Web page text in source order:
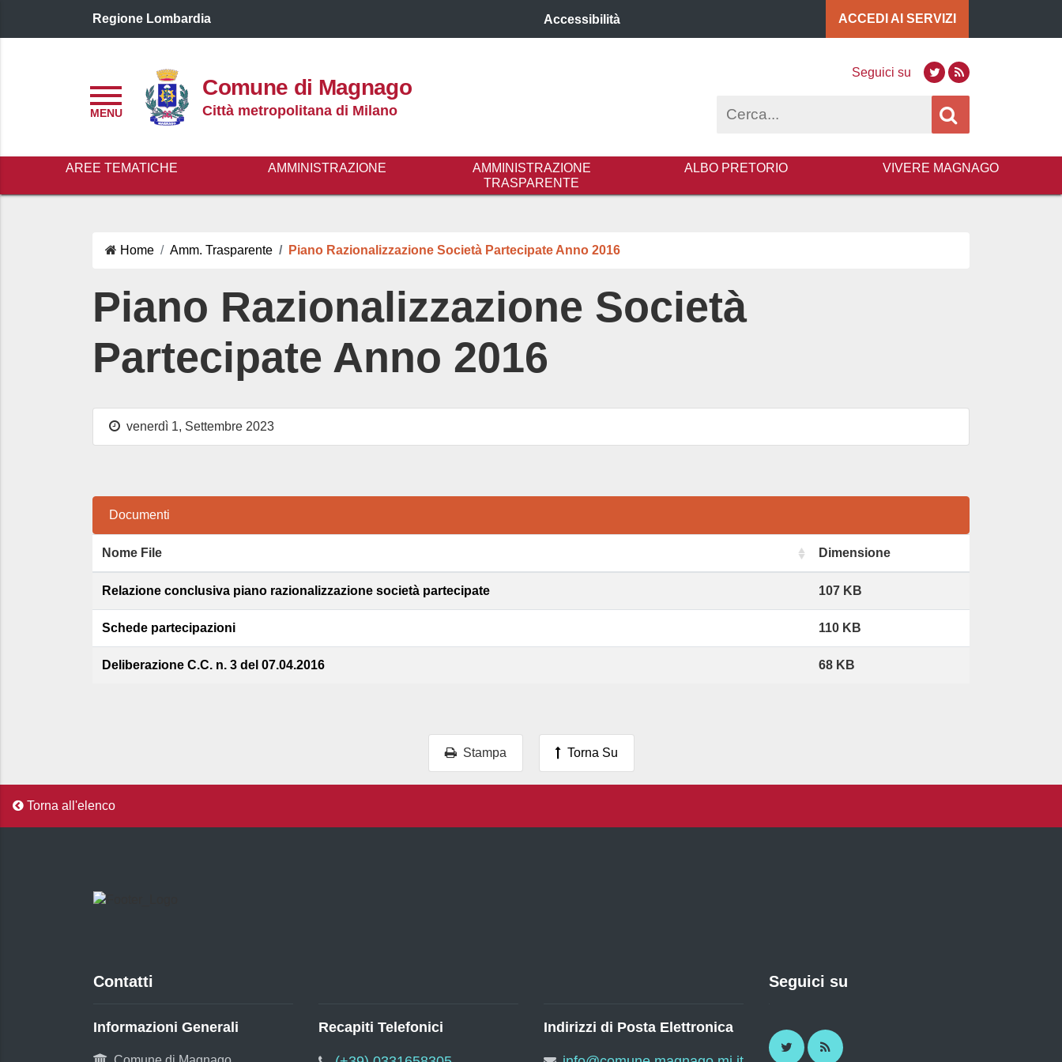
Regione Lombardia Accessibilità ACCEDI AI SERVIZI
Comune di Magnago
Città metropolitana di Milano
Seguici su TwitterRSS
AREE TEMATICHE AMMINISTRAZIONE
AMMINISTRAZIONE
TRASPARENTE
ALBO PRETORIO VIVERE MAGNAGO
Home Amm. Trasparente Piano Razionalizzazione Società Partecipate Anno 2016
Piano Razionalizzazione Società
Partecipate Anno 2016
venerdì 1, Settembre 2023
Documenti
Nome File Dimensione
Relazione conclusiva piano razionalizzazione società partecipate 107 KB
Schede partecipazioni 110 KB
Deliberazione C.C. n. 3 del 07.04.2016 68 KB
Stampa Torna Su
Torna all'elenco
Contatti
Informazioni Generali Recapiti Telefonici Indirizzi di Posta Elettronica
Seguici su
Twitter RSS